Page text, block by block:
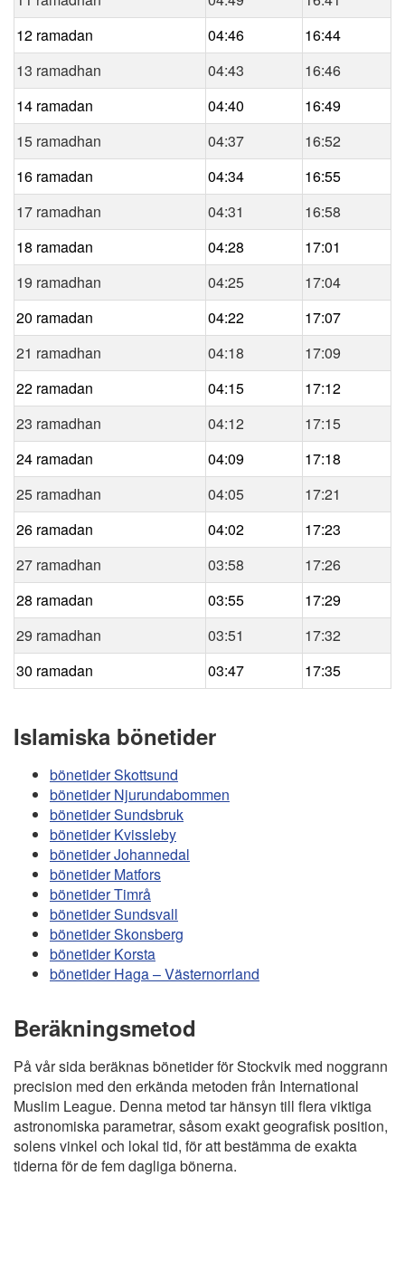
12 ramadan
04:46
16:44
13 ramadhan
04:43
16:46
14 ramadan
04:40
16:49
15 ramadhan
04:37
16:52
16 ramadan
04:34
16:55
17 ramadhan
04:31
16:58
18 ramadan
04:28
17:01
19 ramadhan
04:25
17:04
20 ramadan
04:22
17:07
21 ramadhan
04:18
17:09
22 ramadan
04:15
17:12
23 ramadhan
04:12
17:15
24 ramadan
04:09
17:18
25 ramadhan
04:05
17:21
26 ramadan
04:02
17:23
27 ramadhan
03:58
17:26
28 ramadan
03:55
17:29
29 ramadhan
03:51
17:32
30 ramadan
03:47 17:35
Islamiska bönetider
bönetider Skottsund
bönetider Njurundabommen
bönetider Sundsbruk
bönetider Kvissleby
bönetider Johannedal
bönetider Matfors
bönetider Timrå
bönetider Sundsvall
bönetider Skonsberg
bönetider Korsta
bönetider Haga – Västernorrland
Beräkningsmetod
På vår sida beräknas bönetider för Stockvik med noggrann
precision med den erkända metoden från International
Muslim League. Denna metod tar hänsyn till flera viktiga
astronomiska parametrar, såsom exakt geografisk position,
solens vinkel och lokal tid, för att bestämma de exakta
tiderna för de fem dagliga bönerna.